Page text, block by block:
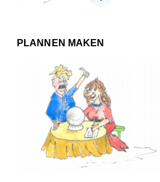
PLANNEN MAKEN